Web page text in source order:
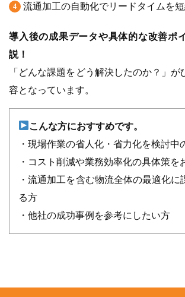
流通加工の自動化でリードタイムを
導入後の成果データや具体的な改善ポ
説！
「どんな課題をどう解決したのか？」が
容となっています。
こんな方におすすめです。
・現場作業の省人化・省力化を検討中
・コスト削減や業務効率化の具体策を
・流通加工を含む物流全体の最適化に
る方
・他社の成功事例を参考にしたい方